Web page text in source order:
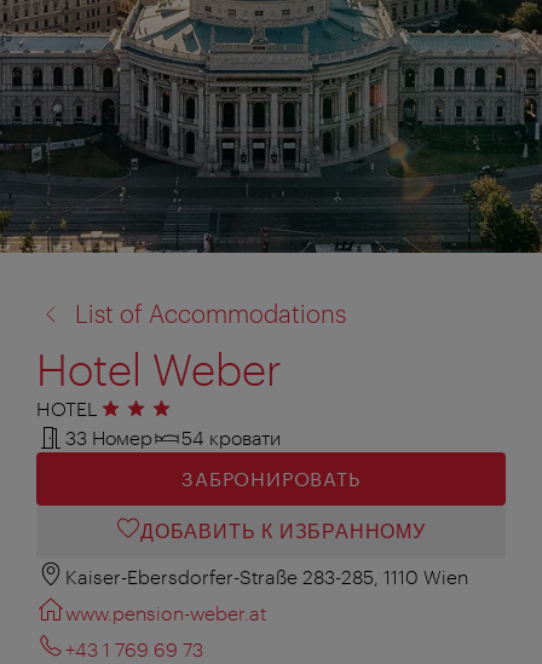
к:
List of Accommodations
Hotel Weber
HOTEL 3 звезды
33 Номер
54 кровати
ЗАБРОНИРОВАТЬ
ДОБАВИТЬ К ИЗБРАННОМУ
Kaiser-Ebersdorfer-Straße 283-285, 1110 Wien
www.pension-weber.at
+43 1 769 69 73